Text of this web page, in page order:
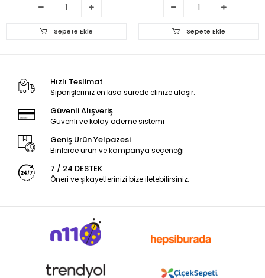
Sepete Ekle Sepete Ekle
Hızlı Teslimat
Siparişleriniz en kısa sürede elinize ulaşır.
Güvenli Alışveriş
Güvenli ve kolay ödeme sistemi
Geniş Ürün Yelpazesi
Binlerce ürün ve kampanya seçeneği
7 / 24 DESTEK
Öneri ve şikayetlerinizi bize iletebilirsiniz.